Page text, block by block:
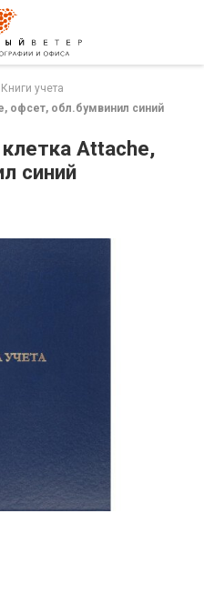
Книги учета
офсет, обл.бумвинил синий
Attache,
синий